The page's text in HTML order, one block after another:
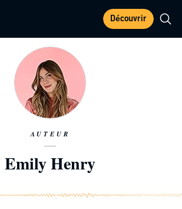
Découvrir
AUTEUR
Emily Henry